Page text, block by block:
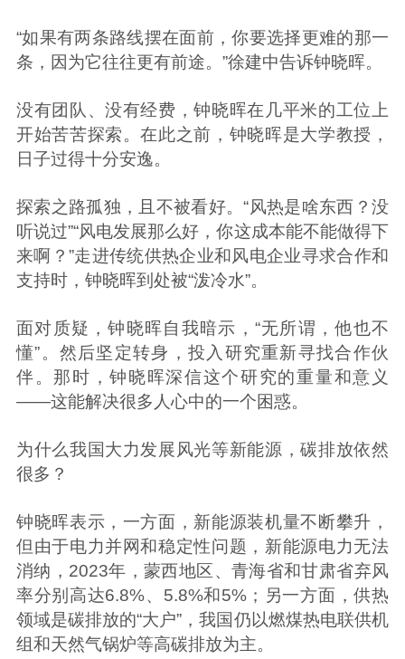
“如果有两条路线摆在面前，你要选择更难的那一
条，因为它往往更有前途。”徐建中告诉钟晓晖。
没有团队、没有经费，钟晓晖在几平米的工位上
开始苦苦探索。在此之前，钟晓晖是大学教授，
日子过得十分安逸。
探索之路孤独，且不被看好。“风热是啥东西？没
听说过”“风电发展那么好，你这成本能不能做得下
来啊？”走进传统供热企业和风电企业寻求合作和
支持时，钟晓晖到处被“泼冷水”。
面对质疑，钟晓晖自我暗示，“无所谓，他也不
懂”。然后坚定转身，投入研究重新寻找合作伙
伴。那时，钟晓晖深信这个研究的重量和意义
——这能解决很多人心中的一个困惑。
为什么我国大力发展风光等新能源，碳排放依然
很多？
钟晓晖表示，一方面，新能源装机量不断攀升，
但由于电力并网和稳定性问题，新能源电力无法
消纳，2023年，蒙西地区、青海省和甘肃省弃风
率分别高达6.8%、5.8%和5%；另一方面，供热
领域是碳排放的“大户”，我国仍以燃煤热电联供机
组和天然气锅炉等高碳排放为主。